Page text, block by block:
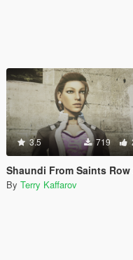
3.5 719
Shaundi From Saints Row 3 [Add-On
By Terry Kaffarov